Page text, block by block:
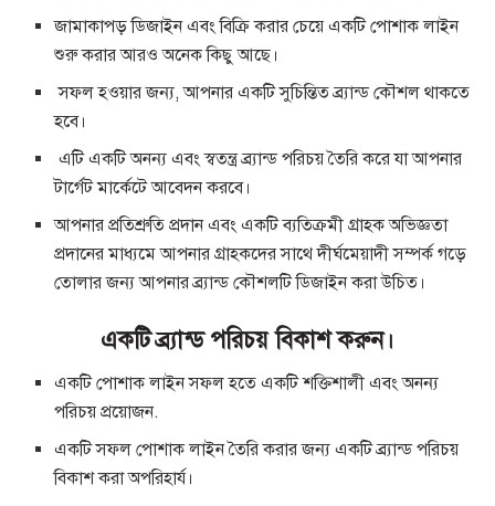
জামাকাপড় ডিজাইন এবং বিক্রি করার চেয়ে একটি পোশাক লাইন
শুরু করার আরও অনেক কিছু আছে।
সফল হওয়ার জন্য, আপনার একটি সুচিন্তিত ব্র্যান্ড কৌশল থাকতে
হবে।
এটি একটি অনন্য এবং স্বতন্ত্র ব্র্যান্ড পরিচয় তৈরি করে যা আপনার
টার্গেট মার্কেটে আবেদন করবে।
আপনার প্রতিশ্রুতি প্রদান এবং একটি ব্যতিক্রমী গ্রাহক অভিজ্ঞতা
প্রদানের মাধ্যমে আপনার গ্রাহকদের সাথে দীর্ঘমেয়াদী সম্পর্ক গড়ে
তোলার জন্য আপনার ব্র্যান্ড কৌশলটি ডিজাইন করা উচিত।
একটি ব্র্যান্ড পরিচয় বিকাশ করুন।
একটি পোশাক লাইন সফল হতে একটি শক্তিশালী এবং অনন্য
পরিচয় প্রয়োজন.
একটি সফল পোশাক লাইন তৈরি করার জন্য একটি ব্র্যান্ড পরিচয়
বিকাশ করা অপরিহার্য।